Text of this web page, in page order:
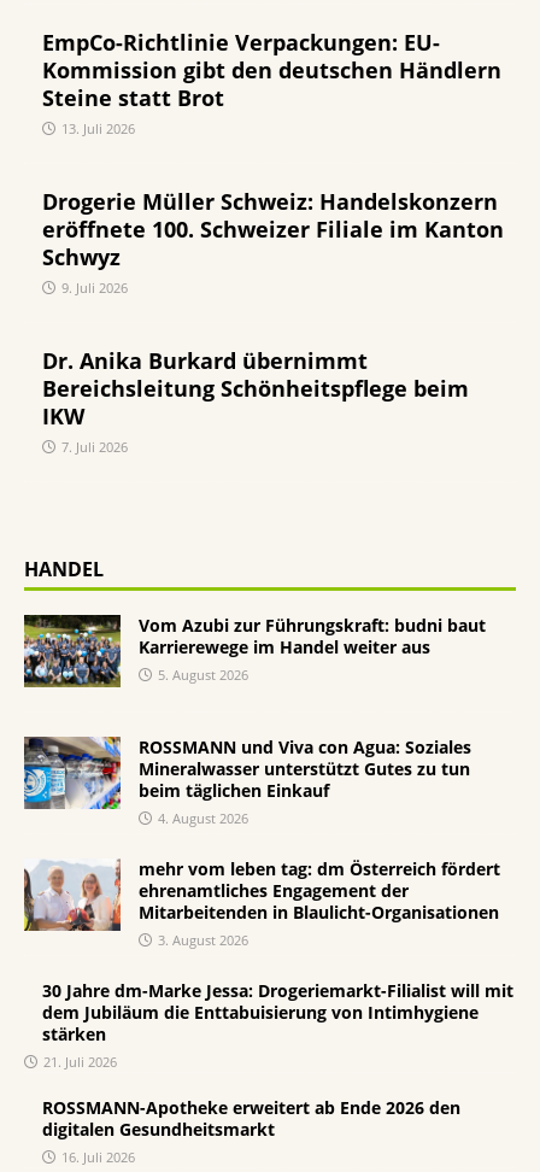
EmpCo-Richtlinie Verpackungen: EU-
Kommission gibt den deutschen Händlern
Steine statt Brot
13. Juli 2026
Drogerie Müller Schweiz: Handelskonzern
eröffnete 100. Schweizer Filiale im Kanton
Schwyz
9. Juli 2026
Dr. Anika Burkard übernimmt
Bereichsleitung Schönheitspflege beim
IKW
7. Juli 2026
HANDEL
Vom Azubi zur Führungskraft: budni baut
Karrierewege im Handel weiter aus
5. August 2026
ROSSMANN und Viva con Agua: Soziales
Mineralwasser unterstützt Gutes zu tun
beim täglichen Einkauf
4. August 2026
mehr vom leben tag: dm Österreich fördert
ehrenamtliches Engagement der
Mitarbeitenden in Blaulicht-Organisationen
3. August 2026
30 Jahre dm-Marke Jessa: Drogeriemarkt-Filialist will mit
dem Jubiläum die Enttabuisierung von Intimhygiene
stärken
21. Juli 2026
ROSSMANN-Apotheke erweitert ab Ende 2026 den
digitalen Gesundheitsmarkt
16. Juli 2026